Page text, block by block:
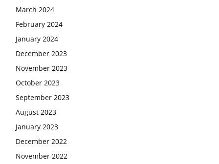
March 2024
February 2024
January 2024
December 2023
November 2023
October 2023
September 2023
August 2023
January 2023
December 2022
November 2022